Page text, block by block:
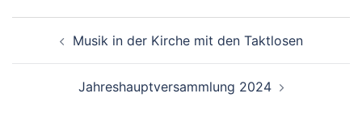
Musik in der Kirche mit den Taktlosen
Jahreshauptversammlung 2024